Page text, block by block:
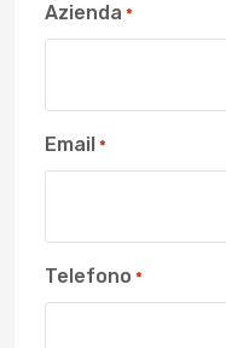
Azienda *
Email *
Telefono *